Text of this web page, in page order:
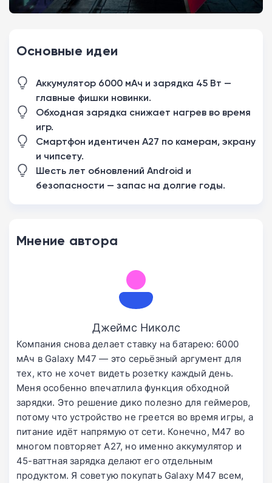
Основные идеи
Аккумулятор 6000 мАч и зарядка 45 Вт —
главные фишки новинки.
Обходная зарядка снижает нагрев во время
игр.
Смартфон идентичен A27 по камерам, экрану
и чипсету.
Шесть лет обновлений Android и
безопасности — запас на долгие годы.
Мнение автора
Джеймс Николс
Компания снова делает ставку на батарею: 6000
мАч в Galaxy M47 — это серьёзный аргумент для
тех, кто не хочет видеть розетку каждый день.
Меня особенно впечатлила функция обходной
зарядки. Это решение дико полезно для геймеров,
потому что устройство не греется во время игры, а
питание идёт напрямую от сети. Конечно, M47 во
многом повторяет A27, но именно аккумулятор и
45-ваттная зарядка делают его отдельным
продуктом. Я советую покупать Galaxy M47 всем,